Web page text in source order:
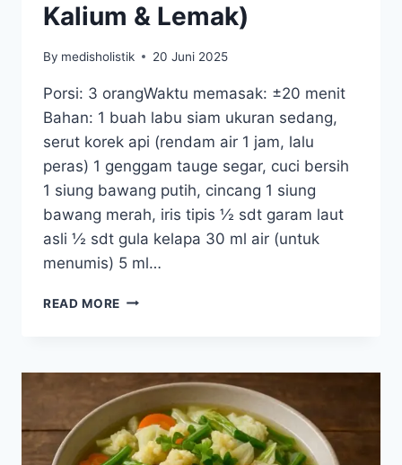
Kalium & Lemak)
By medisholistik 20 Juni 2025
Porsi: 3 orangWaktu memasak: ±20 menit
Bahan: 1 buah labu siam ukuran sedang,
serut korek api (rendam air 1 jam, lalu
peras) 1 genggam tauge segar, cuci bersih
1 siung bawang putih, cincang 1 siung
bawang merah, iris tipis ½ sdt garam laut
asli ½ sdt gula kelapa 30 ml air (untuk
menumis) 5 ml…
READ MORE RESEP
DAN
TAUGE
(RENDAH
KALIUM
&